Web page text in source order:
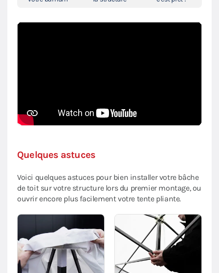
Quelques astuces
Voici quelques astuces pour bien installer votre bâche
de toit sur votre structure lors du premier montage, ou
ouvrir encore plus facilement votre tente pliante.